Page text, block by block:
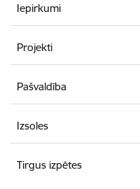
Iepirkumi
Projekti
Pašvaldība
Izsoles
Tirgus izpētes